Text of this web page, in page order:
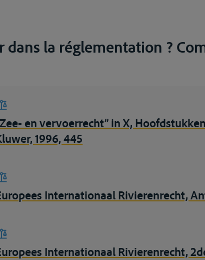
dans la réglementation ?
en vervoerrecht” in X,
1996, 445
Internationaal Rivierenrecht,
Internationaal Rivierenrecht,